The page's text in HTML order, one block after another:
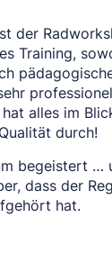
der
Training,
alles im
durch!
begeistert …
dass der
hat.